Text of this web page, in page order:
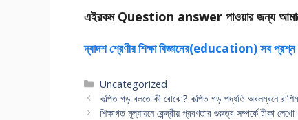
এইরকম Question answer পাওয়ার জন্য
দ্বাদশ শ্রেণীর শিক্ষা বিজ্ঞানের(education) সব
Categories
Uncategorized
কল্পিত গড় বলতে কী বোঝো? কল্পিত গড় পদ্ধতি অবলম্বনে
শিক্ষাগত মূল্যায়নে কেন্দ্রীয় প্রবণতার গুরুত্ব সম্পর্কে টীকা